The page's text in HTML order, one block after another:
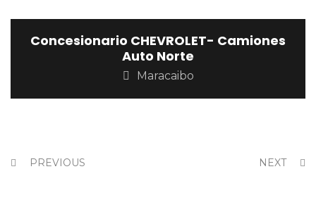
Concesionario CHEVROLET- Camiones
Auto Norte
Maracaibo
PREVIOUS NEXT